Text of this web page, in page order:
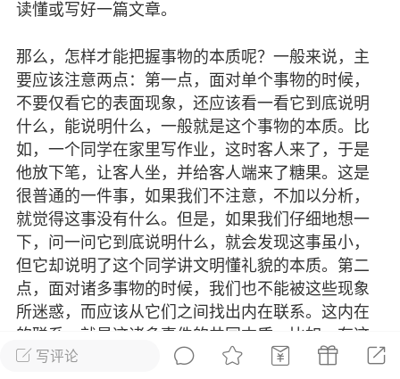
送快递的始祖 第二回中，悟空学会了筋
文频
者 0 1
穹
09-26 08:42 电脑端 随笔
我生日，竟然意外地听到了生日快乐
唱的？”“洒水车。”4、相亲，刚点了根
儿就咳嗽了两声，我二话没说把烟掐
写评论
读懂或写好一篇文章。
那么，怎样才能把握事物的本质呢？一般来说，主
要应该注意两点：第一点，面对单个事物的时候，
不要仅看它的表面现象，还应该看一看它到底说明
什么，能说明什么，一般就是这个事物的本质。比
如，一个同学在家里写作业，这时客人来了，于是
他放下笔，让客人坐，并给客人端来了糖果。这是
很普通的一件事，如果我们不注意，不加以分析，
就觉得这事没有什么。但是，如果我们仔细地想一
下，问一问它到底说明什么，就会发现这事虽小，
但它却说明了这个同学讲文明懂礼貌的本质。第二
点，面对诸多事物的时候，我们也不能被这些现象
所迷惑，而应该从它们之间找出内在联系。这内在
的联系，就是这诸多事件的共同本质。比如，有这
样两件同一个同学有关的事：一件是他在班上给同